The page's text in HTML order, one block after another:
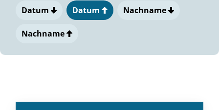
Datum Datum Nachname
Nachname